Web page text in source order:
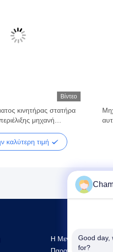
Βίντεο
κινητήρας στατήρα
μηχανή
καλύτερη τιμή
Η ΜεγαλύτερηGood day,
for?